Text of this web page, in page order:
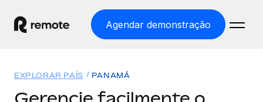
Agendar demonstração
EXPLORAR PAÍS PANAMÁ